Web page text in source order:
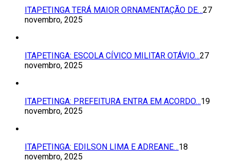
ITAPETINGA TERÁ MAIOR ORNAMENTAÇÃO DE…27
novembro, 2025
ITAPETINGA: ESCOLA CÍVICO MILITAR OTÁVIO…27
novembro, 2025
ITAPETINGA: PREFEITURA ENTRA EM ACORDO…19
novembro, 2025
ITAPETINGA: EDILSON LIMA E ADREANE…18
novembro, 2025